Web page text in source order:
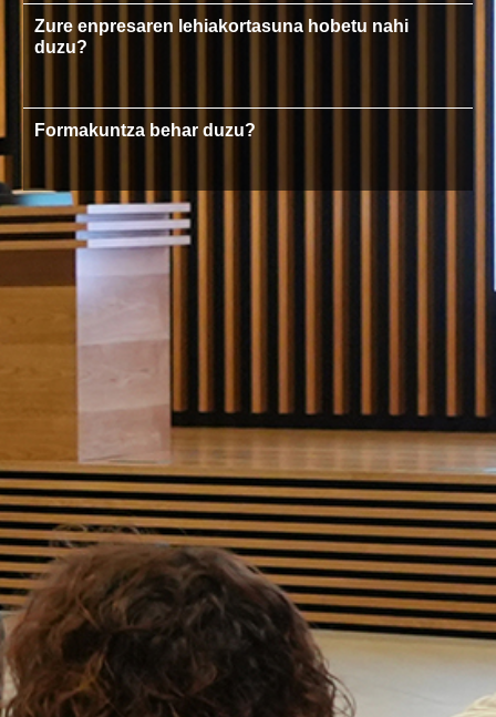
Zure enpresaren lehiakortasuna hobetu nahi
duzu?
Formakuntza behar duzu?